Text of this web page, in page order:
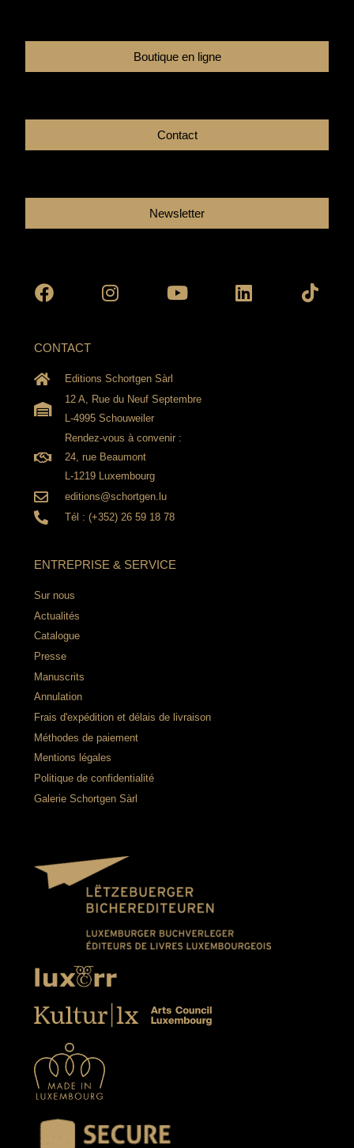
Boutique en ligne
Contact
Newsletter
CONTACT
Editions Schortgen Sàrl
12 A, Rue du Neuf Septembre
L-4995 Schouweiler
Rendez-vous à convenir :
24, rue Beaumont
L-1219 Luxembourg
editions@schortgen.lu
Tél : (+352) 26 59 18 78
ENTREPRISE & SERVICE
Sur nous
Actualités
Catalogue
Presse
Manuscrits
Annulation
Frais d'expédition et délais de livraison
Méthodes de paiement
Mentions légales
Politique de confidentialité
Galerie Schortgen Sàrl